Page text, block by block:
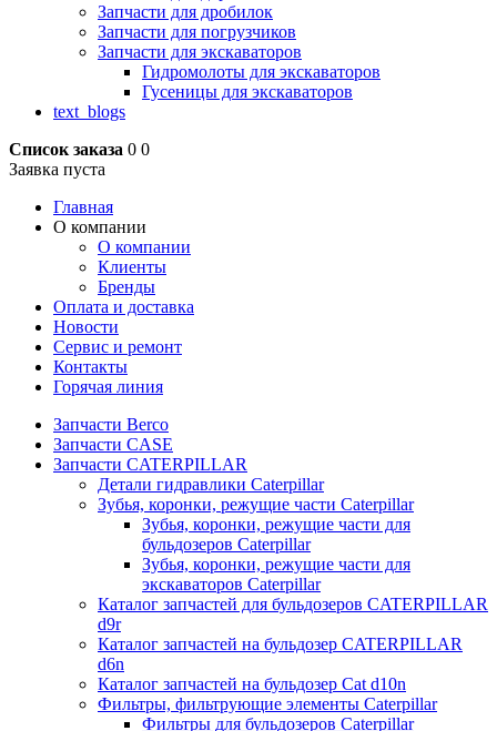
Запчасти для дробилок
Запчасти для погрузчиков
Запчасти для экскаваторов
Гидромолоты для экскаваторов
Гусеницы для экскаваторов
text_blogs
Список заказа 0 0
Заявка пуста
Главная
О компании
О компании
Клиенты
Бренды
Оплата и доставка
Новости
Сервис и ремонт
Контакты
Горячая линия
Запчасти Berco
Запчасти CASE
Запчасти CATERPILLAR
Детали гидравлики Caterpillar
Зубья, коронки, режущие части Caterpillar
Зубья, коронки, режущие части для
бульдозеров Caterpillar
Зубья, коронки, режущие части для
экскаваторов Caterpillar
Каталог запчастей для бульдозеров CATERPILLAR
d9r
Каталог запчастей на бульдозер CATERPILLAR
d6n
Каталог запчастей на бульдозер Сat d10n
Фильтры, фильтрующие элементы Caterpillar
Фильтры для бульдозеров Caterpillar